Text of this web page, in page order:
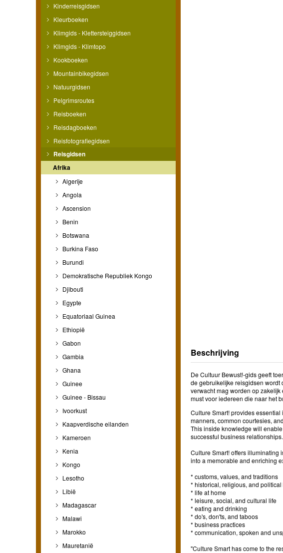
Kinderreisgidsen
Kleurboeken
Klimgids - Klettersteiggidsen
Klimgids - Klimtopo
Kookboeken
Mountainbikegidsen
Natuurgidsen
Pelgrimsroutes
Reisboeken
Reisdagboeken
Reisfotografiegidsen
Reisgidsen
Afrika
Algerije
Angola
Ascension
Benin
Botswana
Burkina Faso
Burundi
Demokratische Republiek Kongo
Djibouti
Egypte
Equatoriaal Guinea
Ethiopië
Gabon
Gambia
Ghana
Guinee
Guinee - Bissau
Ivoorkust
Kaapverdische eilanden
Kameroen
Kenia
Kongo
Lesotho
Libië
Madagascar
Malawi
Marokko
Mauretanië
Beschrijving
De Cultuur Bewust!-gids geeft
de gebruikelijke reisgidsen wordt
verwacht mag worden op
must voor iedereen die naar het
Culture Smart! provides
manners, common courtesies,
This inside knowledge will
successful business relationships.
Culture Smart! offers illuminating
into a memorable and enriching
* customs, values, and traditions
* historical, religious, and
* life at home
* leisure, social, and cultural life
* eating and drinking
* do's, don'ts, and taboos
* business practices
* communication, spoken and
"Culture Smart has come to the